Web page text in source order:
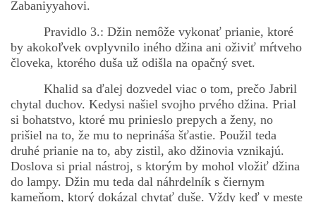
Zabaniyyahovi.
Pravidlo 3.: Džin nemôže vykonať prianie, ktoré
by akokoľvek ovplyvnilo iného džina ani oživiť mŕtveho
človeka, ktorého duša už odišla na opačný svet.
Khalid sa ďalej dozvedel viac o tom, prečo Jabril
chytal duchov. Kedysi našiel svojho prvého džina. Prial
si bohatstvo, ktoré mu prinieslo prepych a ženy, no
prišiel na to, že mu to neprináša šťastie. Použil teda
druhé prianie na to, aby zistil, ako džinovia vznikajú.
Doslova si prial nástroj, s ktorým by mohol vložiť džina
do lampy. Džin mu teda dal náhrdelník s čiernym
kameňom, ktorý dokázal chytať duše. Vždy keď v meste